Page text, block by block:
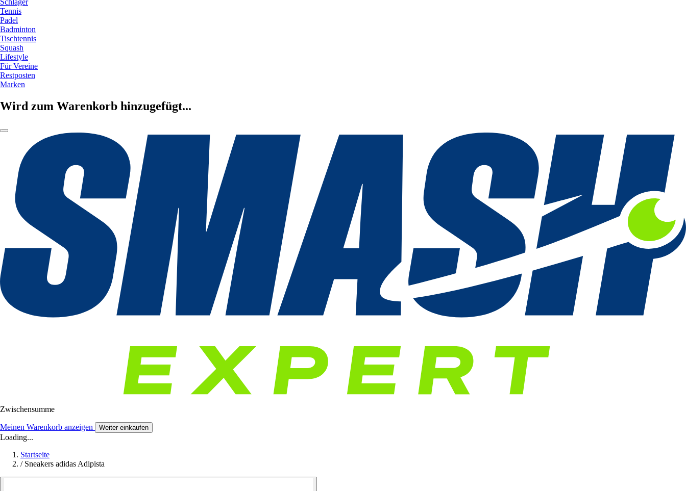
Schläger
Tennis
Padel
Badminton
Tischtennis
Squash
Lifestyle
Für Vereine
Restposten
Marken
Wird zum Warenkorb hinzugefügt...
Zwischensumme
Meinen Warenkorb anzeigen Weiter einkaufen
Loading...
Startseite
/ Sneakers adidas Adipista